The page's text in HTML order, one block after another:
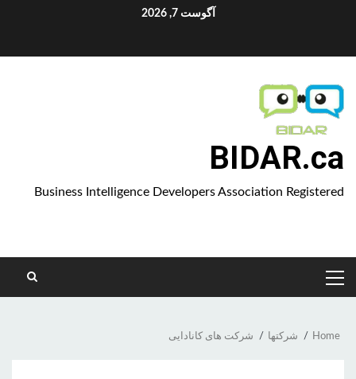
آگوست 7, 2026
BIDAR.ca
Business Intelligence Developers Association Registered
PRIMARY
MENU
Home شرکتها شرکت های کانادایی